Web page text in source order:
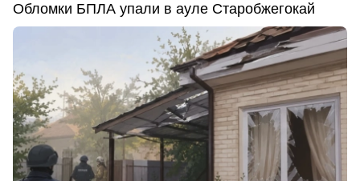
Обломки БПЛА упали в ауле Старобжегокай